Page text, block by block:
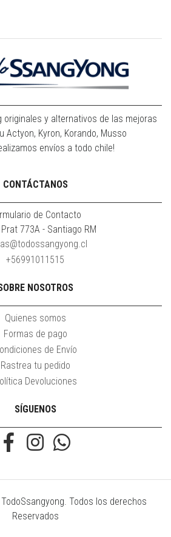
originales y alternativos de las mejoras
Actyon, Kyron, Korando, Musso
envíos a todo chile!
CONTÁCTANOS
de Contacto
773A - Santiago RM
+56991011515
NOSOTROS
Quienes somos
Formas de pago
de Envío
Rastrea tu pedido
Devoluciones
SÍGUENOS
Todos los derechos
Reservados